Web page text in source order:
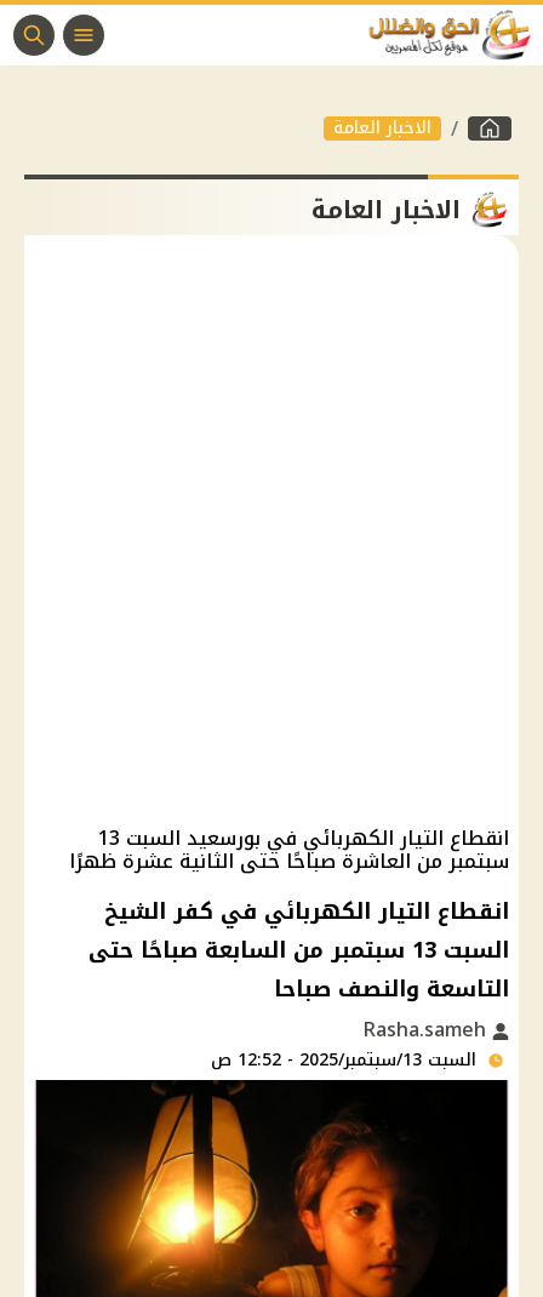
الاخبار العامة
الاخبار العامة
انقطاع التيار الكهربائي في بورسعيد السبت 13
سبتمبر من العاشرة صباحًا حتى الثانية عشرة ظهرًا
انقطاع التيار الكهربائي في كفر الشيخ
السبت 13 سبتمبر من السابعة صباحًا حتى
التاسعة والنصف صباحا
السبت 13/سبتمبر/2025 - 12:52 ص